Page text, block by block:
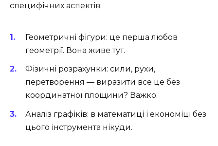
специфічних аспектів:
Геометричні фігури: це перша любов
геометрії. Вона живе тут.
Фізичні розрахунки: сили, рухи,
перетворення — виразити все це без
координатної площини? Важко.
Аналіз графіків: в математиці і економіці без
цього інструмента нікуди.